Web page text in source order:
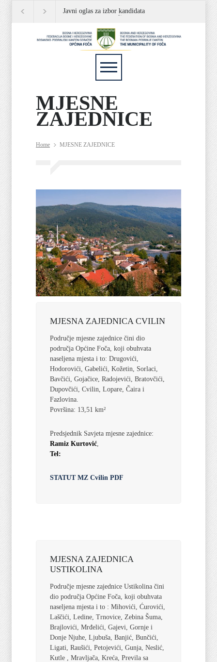
Javni oglas za izbor kandidata
za popunu rezervne liste
MJESNE
ZAJEDNICE
Home MJESNE ZAJEDNICE
MJESNA ZAJEDNICA CVILIN
Područje mjesne zajednice čini dio
područja Općine Foča, koji obuhvata
naseljena mjesta i to: Drugovići,
Hodorovići, Gabelići, Kožetin, Sorlaci,
Bavčići, Gojačice, Radojevići, Bratovčići,
Dupovčići, Cvilin, Lopare, Čaira i
Fazlovina.
Površina: 13,51 km²
Predsjednik Savjeta mjesne zajednice:
Ramiz Kurtović
Tel:
STATUT MZ Cvilin PDF
MJESNA ZAJEDNICA
USTIKOLINA
Područje mjesne zajednice Ustikolina čini
dio područja Općine Foča, koji obuhvata
naseljena mjesta i to : Mihovići, Ćurovići,
Laščići, Ledine, Trnovice, Zebina Šuma,
Brajlovići, Mrđelići, Gajevi, Gornje i
Donje Njuhe, Ljubuša, Banjić, Bunčići,
Ligati, Raušići, Petojevići, Gunja, Neslić,
Kutle , Mravljača, Kreća, Previla sa